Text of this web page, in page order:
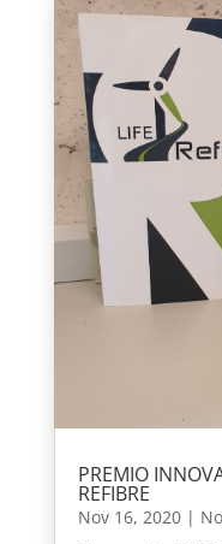
PREMIO
REFIBRE
Nov 16, 2020|